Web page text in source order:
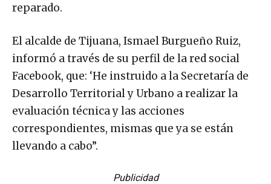
reparado.
El alcalde de Tijuana, Ismael Burgueño Ruiz,
informó a través de su perfil de la red social
Facebook, que: ‘He instruido a la Secretaría de
Desarrollo Territorial y Urbano a realizar la
evaluación técnica y las acciones
correspondientes, mismas que ya se están
llevando a cabo”.
Publicidad